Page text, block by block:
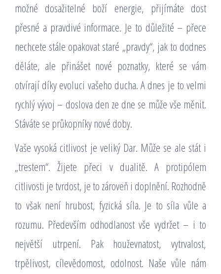
možné dosažitelné boží energie, přijímáte dost
přesné a pravdivé informace. Je to důležité – přece
nechcete stále opakovat staré „pravdy“, jak to dodnes
děláte, ale přinášet nové poznatky, které se vám
otvírají díky evoluci vašeho ducha. A dnes je to velmi
rychlý vývoj – doslova den ze dne se může vše měnit.
Stáváte se průkopníky nové doby.
Vaše vysoká citlivost je veliký Dar. Může se ale stát i
„trestem“. Žijete přeci v dualitě. A protipólem
citlivosti je tvrdost, je to zároveň i doplnění. Rozhodně
to však není hrubost, fyzická síla. Je to síla vůle a
rozumu. Především odhodlanost vše vydržet – i to
největší utrpení. Pak houževnatost, vytrvalost,
trpělivost, cílevědomost, odolnost. Naše vůle nám